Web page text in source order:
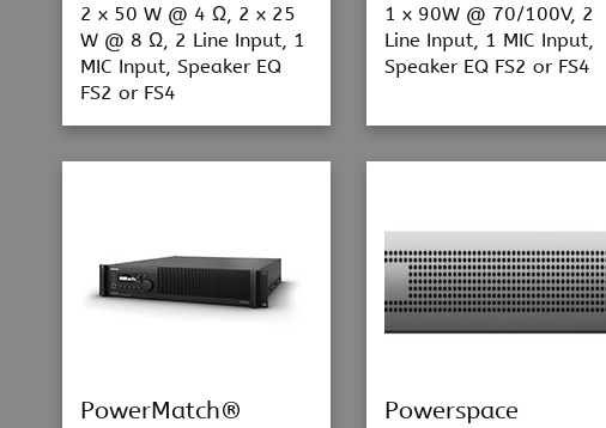
2 x 50 W @ 4 Ω, 2 x 25
W @ 8 Ω, 2 Line Input, 1
MIC Input, Speaker EQ
FS2 or FS4
1 x 90W @ 70/100V, 2
Line Input, 1 MIC Input,
Speaker EQ FS2 or FS4
PowerMatch®
Powerspace